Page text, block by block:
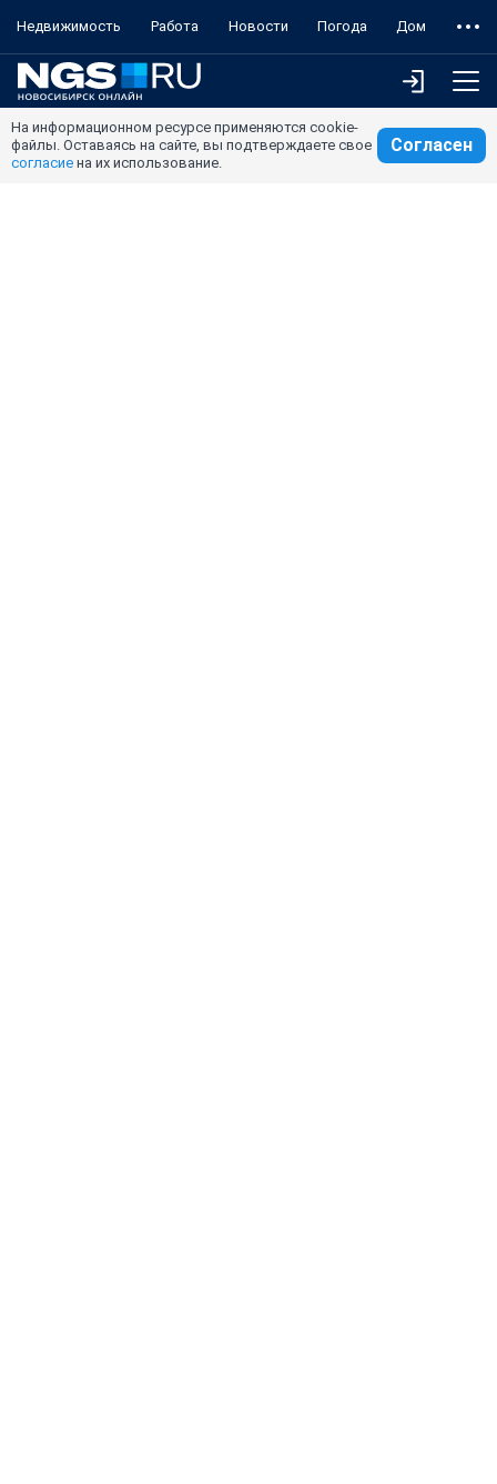
Недвижимость Работа Новости Погода Дом
На информационном ресурсе применяются cookie-
файлы. Оставаясь на сайте, вы подтверждаете свое
согласие на их использование.
Согласен